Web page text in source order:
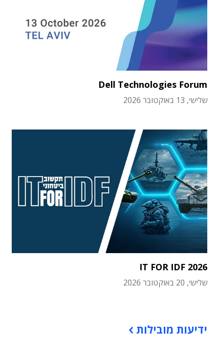
Dell Technologies Forum
שלישי, 13 באוקטובר 2026
IT FOR IDF 2026
שלישי, 20 באוקטובר 2026
ידיעות מובילות